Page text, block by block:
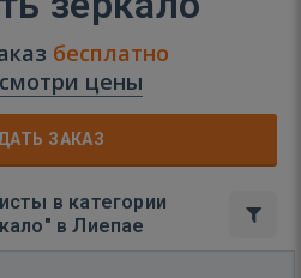
бесплатно
цены
ЗАКАЗ
в категории
в Лиепае